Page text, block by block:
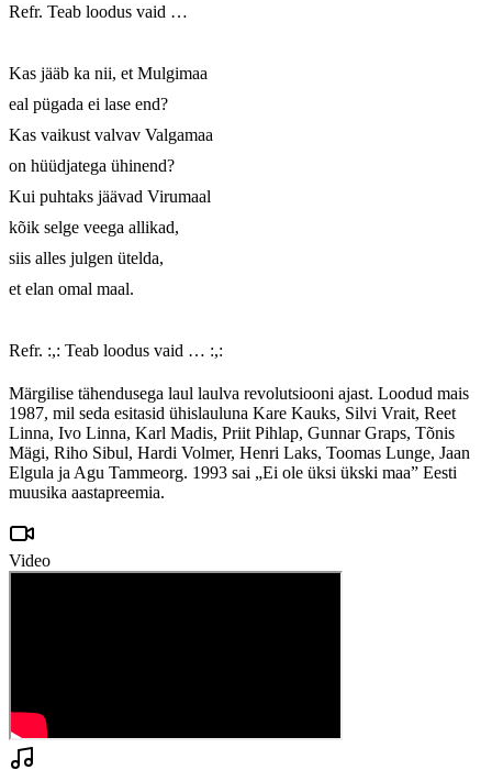
Refr. Teab loodus vaid …
Kas jääb ka nii, et Mulgimaa
eal pügada ei lase end?
Kas vaikust valvav Valgamaa
on hüüdjatega ühinend?
Kui puhtaks jäävad Virumaal
kõik selge veega allikad,
siis alles julgen ütelda,
et elan omal maal.
Refr. :,: Teab loodus vaid … :,:
Märgilise tähendusega laul laulva revolutsiooni ajast. Loodud mais
1987, mil seda esitasid ühislauluna Kare Kauks, Silvi Vrait, Reet
Linna, Ivo Linna, Karl Madis, Priit Pihlap, Gunnar Graps, Tõnis
Mägi, Riho Sibul, Hardi Volmer, Henri Laks, Toomas Lunge, Jaan
Elgula ja Agu Tammeorg. 1993 sai „Ei ole üksi ükski maa” Eesti
muusika aastapreemia.
Video